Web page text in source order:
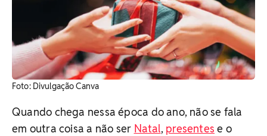
Foto: Divulgação Canva
Quando chega nessa época do ano, não se fala
em outra coisa a não ser Natal, presentes e o